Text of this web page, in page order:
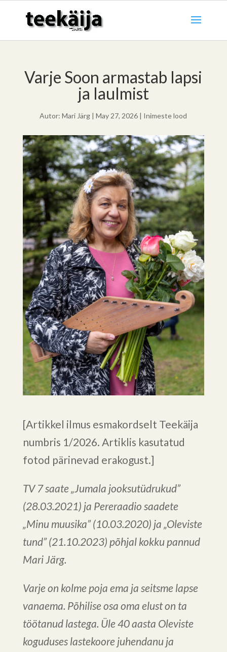
Varje Soon armastab lapsi
ja laulmist
Autor:Mari Järg |May 27, 2026 | Inimeste lood
[Artikkel ilmus esmakordselt Teekäija
numbris 1/2026. Artiklis kasutatud
fotod pärinevad erakogust.]
TV 7 saate „Jumala jooksutüdrukud”
(28.03.2021) ja Pereraadio saadete
„Minu muusika” (10.03.2020) ja „Oleviste
tund” (21.10.2023) põhjal kokku pannud
Mari Järg.
Varje on kolme poja ema ja seitsme lapse
vanaema. Põhilise osa oma elust on ta
töötanud lastega. Üle 40 aasta Oleviste
koguduses lastekoore juhendanu ja